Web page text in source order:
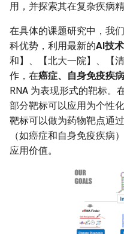
用，并探索其在复杂疾病
在具体的课题研究中，我
科优势，利用最新的AI技术
和】、【北大一院】、【
作，在癌症、自身免疫疾病
RNA 为表现形式的靶标。
部分靶标可以应用为个性
靶标可以做为药物靶点通
（如癌症和自身免疫疾病
应用价值。